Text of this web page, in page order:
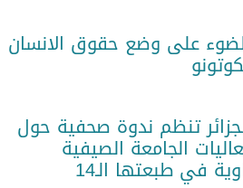
على وضع حقوق الانسان
تنظم ندوة صحفية حول
الجامعة الصيفية
في طبعتها الـ14